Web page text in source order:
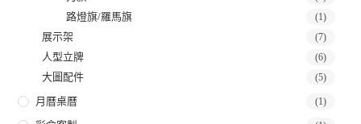
路燈旗/羅馬旗 (1)
展示架 (7)
人型立牌 (6)
大圖配件 (5)
月曆桌曆 (1)